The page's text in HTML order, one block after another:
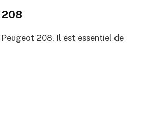
208. Il est essentiel de